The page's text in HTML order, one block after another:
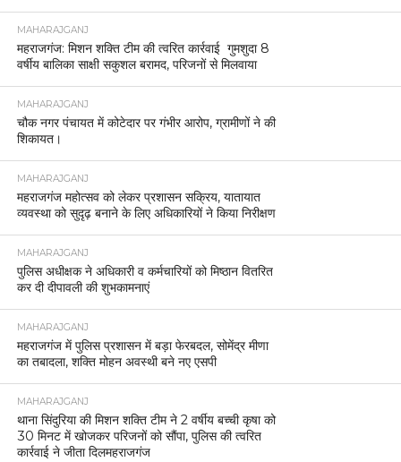
MAHARAJGANJ
महराजगंज: मिशन शक्ति टीम की त्वरित कार्रवाई गुमशुदा 8
वर्षीय बालिका साक्षी सकुशल बरामद, परिजनों से मिलवाया
MAHARAJGANJ
चौक नगर पंचायत में कोटेदार पर गंभीर आरोप, ग्रामीणों ने की
शिकायत।
MAHARAJGANJ
महराजगंज महोत्सव को लेकर प्रशासन सक्रिय, यातायात
व्यवस्था को सुदृढ़ बनाने के लिए अधिकारियों ने किया निरीक्षण
MAHARAJGANJ
पुलिस अधीक्षक ने अधिकारी व कर्मचारियों को मिष्ठान वितरित
कर दी दीपावली की शुभकामनाएं
MAHARAJGANJ
महराजगंज में पुलिस प्रशासन में बड़ा फेरबदल, सोमेंद्र मीणा
का तबादला, शक्ति मोहन अवस्थी बने नए एसपी
MAHARAJGANJ
थाना सिंदुरिया की मिशन शक्ति टीम ने 2 वर्षीय बच्ची कृषा को
30 मिनट में खोजकर परिजनों को सौंपा, पुलिस की त्वरित
कार्रवाई ने जीता दिलमहराजगंज